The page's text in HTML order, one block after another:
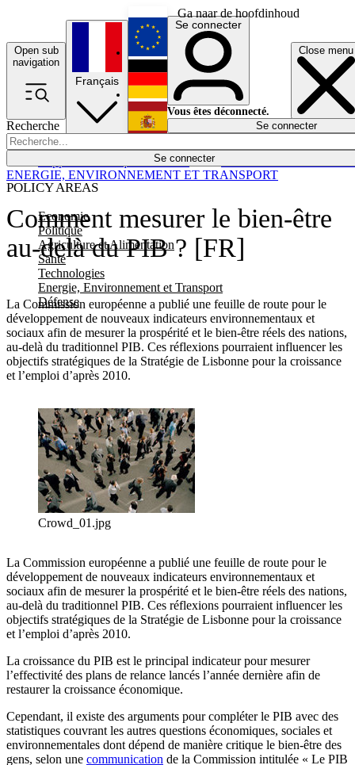
Ga naar de hoofdinhoud
Open sub
navigation
Close menu
Recherche
Se connecter
POLICY AREAS
Economie
Politique
Agriculture et Alimentation
Santé
Technologies
Energie, Environnement et Transport
Défense
Économie
Français
English
Deutsch
Español
Se connecter
Vous êtes déconnecté.
Se connecter
Comment mesurer le bien-être
au-delà du PIB ? [FR]
La Commission européenne a publié une feuille de route pour le
développement de nouveaux indicateurs environnementaux et
sociaux afin de mesurer la prospérité et le bien-être réels des nations,
au-delà du traditionnel PIB. Ces réflexions pourraient influencer les
objectifs stratégiques de la Stratégie de Lisbonne pour la croissance
et l’emploi d’après 2010.
ENERGIE, ENVIRONNEMENT ET TRANSPORT
Crowd_01.jpg
La Commission européenne a publié une feuille de route pour le
développement de nouveaux indicateurs environnementaux et
sociaux afin de mesurer la prospérité et le bien-être réels des nations,
au-delà du traditionnel PIB. Ces réflexions pourraient influencer les
objectifs stratégiques de la Stratégie de Lisbonne pour la croissance
et l’emploi d’après 2010.
La croissance du PIB est le principal indicateur pour mesurer
l’effectivité des plans de relance lancés l’année dernière afin de
restaurer la croissance économique.
Cependant, il existe des arguments pour compléter le PIB avec des
statistiques couvrant les autres questions économiques, sociales et
environnementales dont dépend de manière critique le bien-être des
gens, selon une communication de la Commission intitulée « Le PIB